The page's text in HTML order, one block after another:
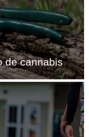
de cannabis